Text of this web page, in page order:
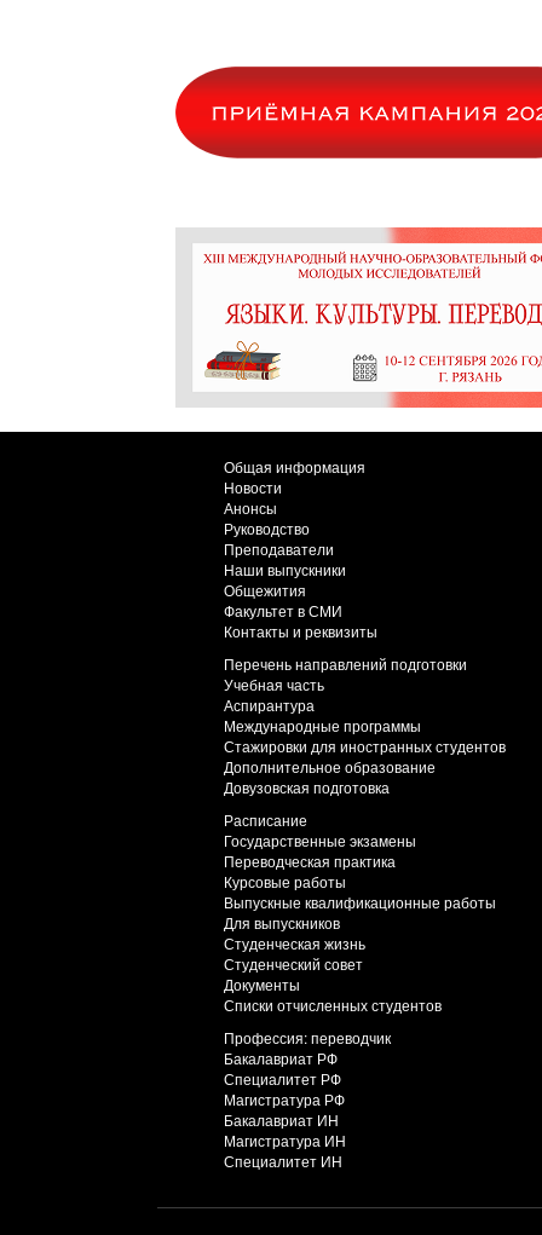
Общая информация
Новости
Анонсы
Руководство
Преподаватели
Наши выпускники
Общежития
Факультет в СМИ
Контакты и реквизиты
Перечень направлений подготовки
Учебная часть
Аспирантура
Международные программы
Стажировки для иностранных студентов
Дополнительное образование
Довузовская подготовка
Расписание
Государственные экзамены
Переводческая практика
Курсовые работы
Выпускные квалификационные работы
Для выпускников
Студенческая жизнь
Студенческий совет
Документы
Списки отчисленных студентов
Профессия: переводчик
Бакалавриат РФ
Специалитет РФ
Магистратура РФ
Бакалавриат ИН
Магистратура ИН
Специалитет ИН